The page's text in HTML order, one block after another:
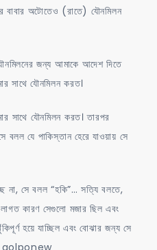
বাবার অটোতেও (রাতে) যৌনমিলন
জন্য আমাকে আদেশ দিতে
সাথে যৌনমিলন করত।
সাথে যৌনমিলন করত। তারপর
বলল যে পাকিস্তান হেরে যাওয়ায় সে
না, সে বলল “হকি”… সত্যি বলতে,
কারণ সেগুলো মজার ছিল এবং
হয়ে যাচ্ছিল এবং বোঝার জন্য সে